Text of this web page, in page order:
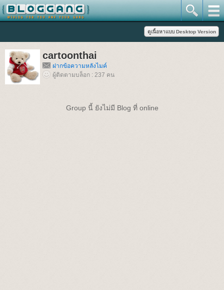
cartoonthai
ฝากข้อความหลังไมค์
ผู้ติดตามบล็อก : 237 คน
Group นี้ ยังไม่มี Blog ที่ online